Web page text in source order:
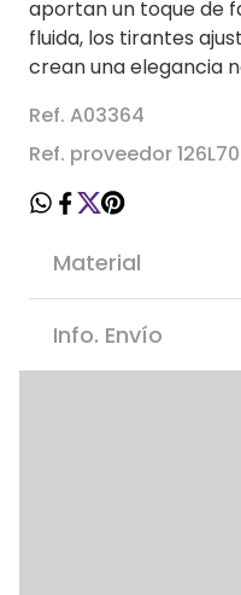
aportan un toque de
fluida, los tirantes
crean una elegancia
Ref. A03364
Ref. proveedor
Material
Info. Envío